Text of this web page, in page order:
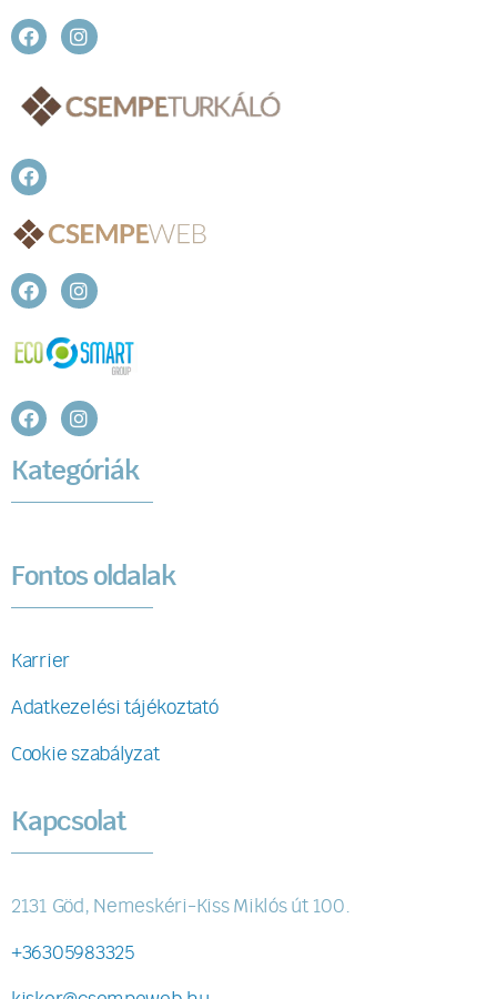
Kategóriák
Fontos oldalak
Karrier
Adatkezelési tájékoztató
Cookie szabályzat
Kapcsolat
2131 Göd, Nemeskéri-Kiss Miklós út 100.
+36305983325